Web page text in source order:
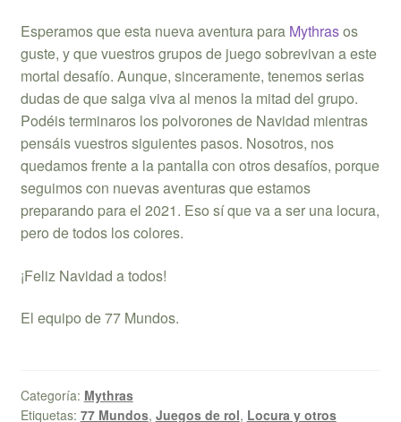
Esperamos que esta nueva aventura para Mythrasos
guste, y que vuestros grupos de juego sobrevivan a este
mortal desafío. Aunque, sinceramente, tenemos serias
dudas de que salga viva al menos la mitad del grupo.
Podéis terminaros los polvorones de Navidad mientras
pensáis vuestros siguientes pasos. Nosotros, nos
quedamos frente a la pantalla con otros desafíos, porque
seguimos con nuevas aventuras que estamos
preparando para el 2021. Eso sí que va a ser una locura,
pero de todos los colores.
¡Feliz Navidad a todos!
El equipo de 77 Mundos.
Categoría: Mythras
Etiquetas: 77 Mundos, Juegos de rol, Locura y otros